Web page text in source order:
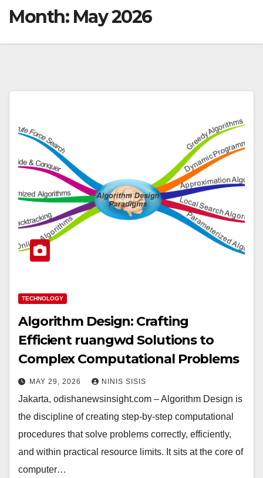
Month: May 2026
TECHNOLOGY
Algorithm Design: Crafting
Efficient ruangwd Solutions to
Complex Computational Problems
MAY 29, 2026 NINIS SISIS
Jakarta, odishanewsinsight.com – Algorithm Design is
the discipline of creating step-by-step computational
procedures that solve problems correctly, efficiently,
and within practical resource limits. It sits at the core of
computer…